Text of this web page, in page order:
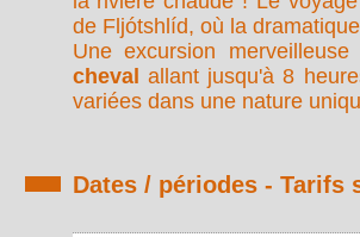
de Fljótshlíd, où la
Une excursion
cheval allant jusqu'à 8
variées dans une nature
Dates / périodes - Tarifs